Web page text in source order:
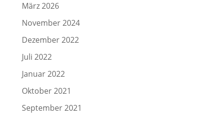
März 2026
November 2024
Dezember 2022
Juli 2022
Januar 2022
Oktober 2021
September 2021